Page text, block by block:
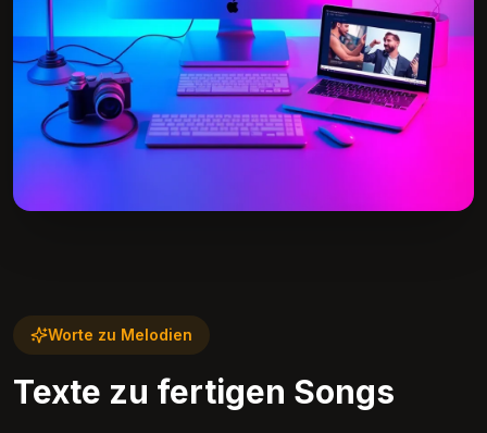
Worte zu Melodien
Texte zu fertigen Songs